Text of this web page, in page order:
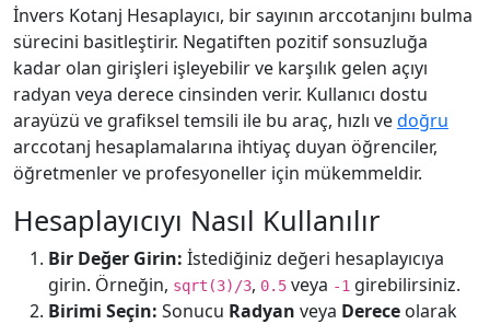
İnvers Kotanj Hesaplayıcı, bir sayının arccotanjını bulma
sürecini basitleştirir. Negatiften pozitif sonsuzluğa
kadar olan girişleri işleyebilir ve karşılık gelen açıyı
radyan veya derece cinsinden verir. Kullanıcı dostu
arayüzü ve grafiksel temsili ile bu araç, hızlı vedoğru
arccotanj hesaplamalarına ihtiyaç duyan öğrenciler,
öğretmenler ve profesyoneller için mükemmeldir.
Hesaplayıcıyı Nasıl Kullanılır
Bir Değer Girin: İstediğiniz değeri hesaplayıcıya
girin. Örneğin, sqrt(3)/3, 0.5 veya -1 girebilirsiniz.
Birimi Seçin: Sonucu Radyan veya Derece olarak